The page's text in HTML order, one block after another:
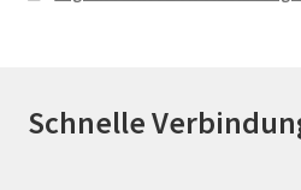
Schnelle